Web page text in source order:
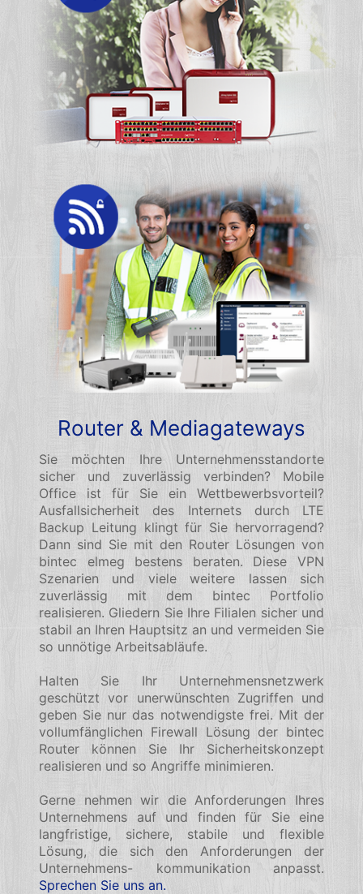
Router & Mediagateways
Sie möchten Ihre Unternehmensstandorte
sicher und zuverlässig verbinden? Mobile
Office ist für Sie ein Wettbewerbsvorteil?
Ausfallsicherheit des Internets durch LTE
Backup Leitung klingt für Sie hervorragend?
Dann sind Sie mit den Router Lösungen von
bintec elmeg bestens beraten. Diese VPN
Szenarien und viele weitere lassen sich
zuverlässig mit dem bintec Portfolio
realisieren. Gliedern Sie Ihre Filialen sicher und
stabil an Ihren Hauptsitz an und vermeiden Sie
so unnötige Arbeitsabläufe.
Halten Sie Ihr Unternehmensnetzwerk
geschützt vor unerwünschten Zugriffen und
geben Sie nur das notwendigste frei. Mit der
vollumfänglichen Firewall Lösung der bintec
Router können Sie Ihr Sicherheitskonzept
realisieren und so Angriffe minimieren.
Gerne nehmen wir die Anforderungen Ihres
Unternehmens auf und finden für Sie eine
langfristige, sichere, stabile und flexible
Lösung, die sich den Anforderungen der
Unternehmens- kommunikation anpasst.
Sprechen Sie uns an.